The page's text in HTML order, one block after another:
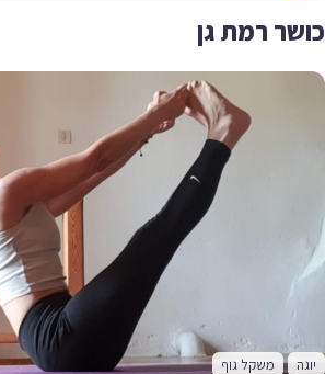
כושר רמת גן
יוגה משקל גוף